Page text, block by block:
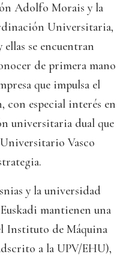
Adolfo Morais y la
Universitaria,
se encuentran
de primera mano
que impulsa el
con especial interés en
universitaria dual que
Vasco
y la universidad
mantienen una
Instituto de Máquina
a la UPV/EHU),